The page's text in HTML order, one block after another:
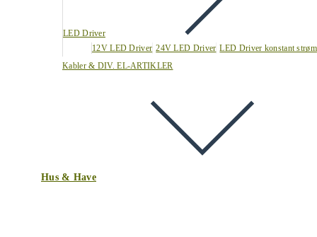
LED Driver
12V LED Driver 24V LED Driver LED Driver konstant strøm
Kabler & DIV. EL-ARTIKLER
Hus & Have